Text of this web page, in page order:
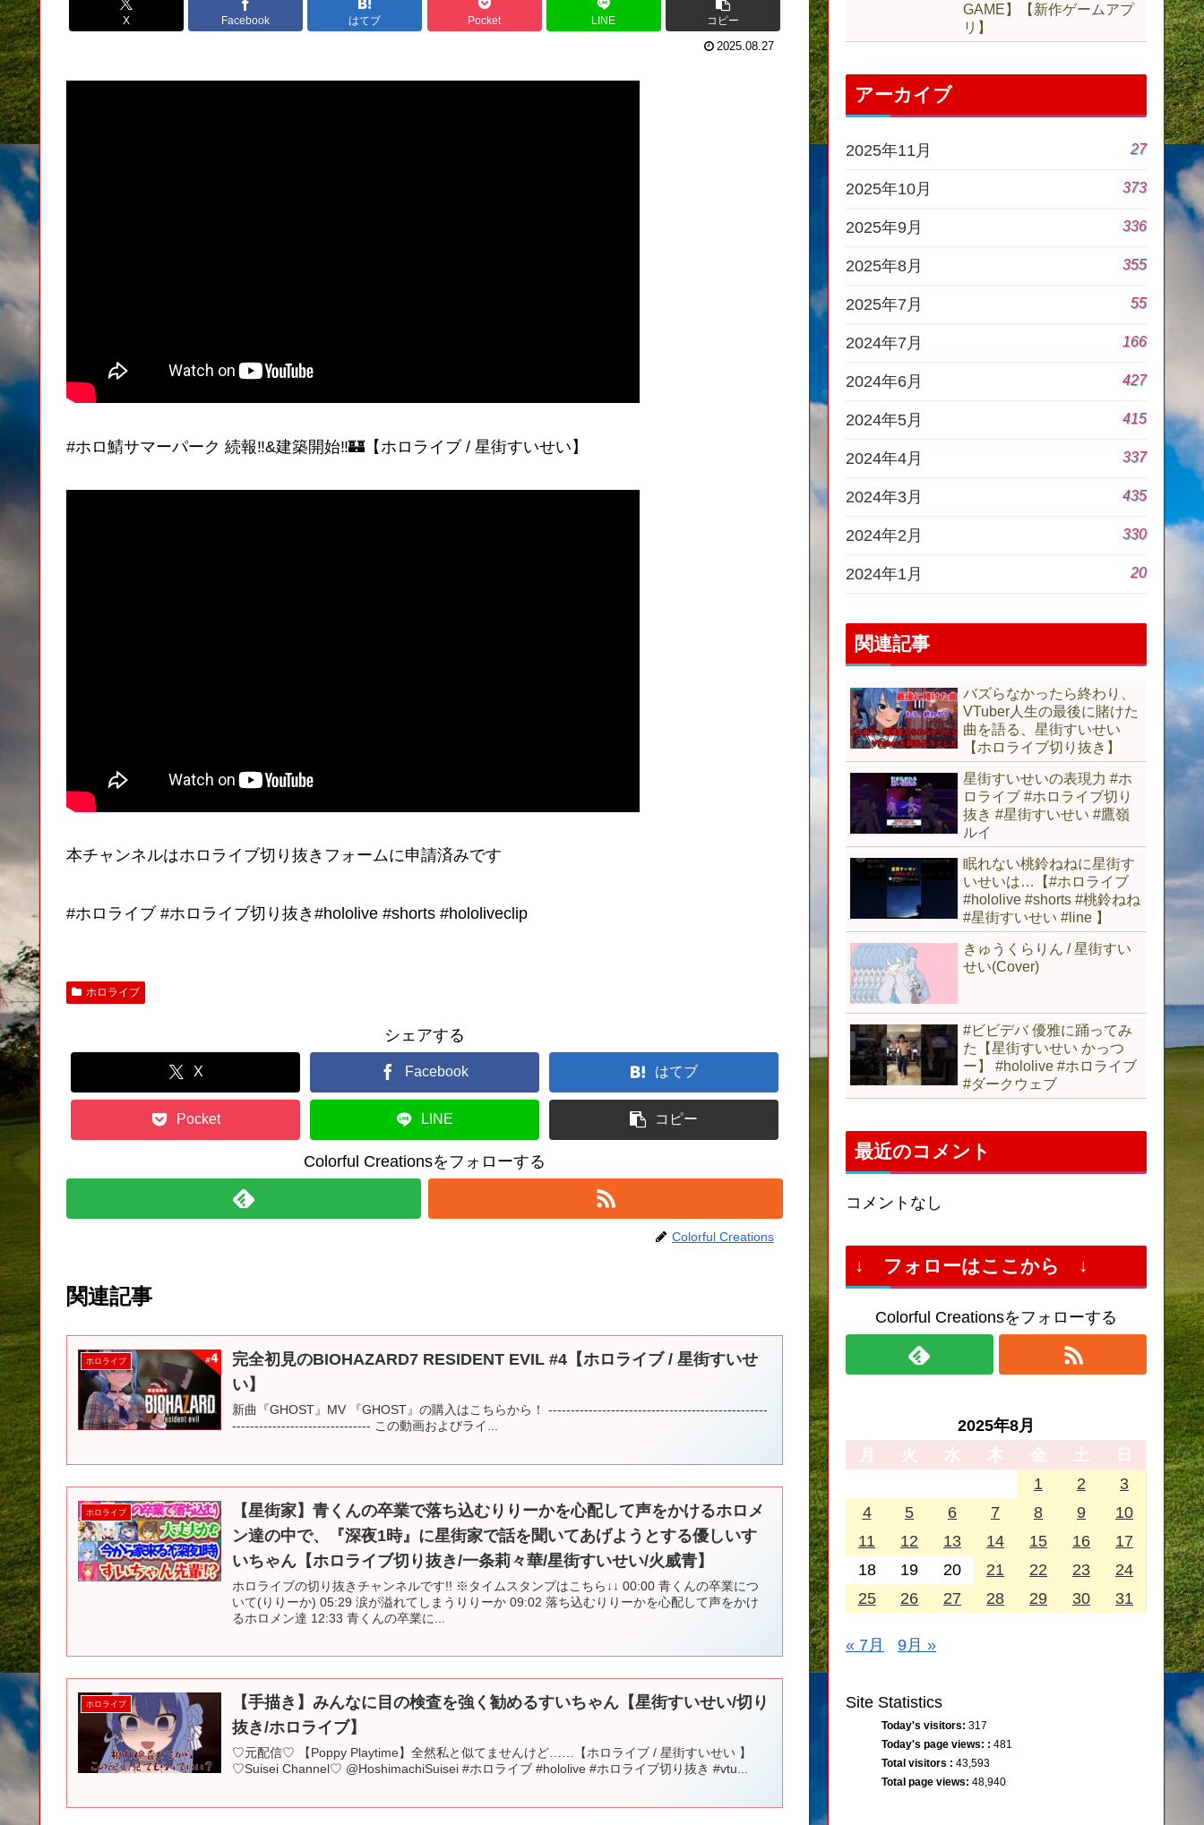
X Facebook はてブ Pocket LINE コピー
2025.08.27
#ホロ鯖サマーパーク 続報‼&建築開始‼🏰【ホロライブ / 星街すいせい】
本チャンネルはホロライブ切り抜きフォームに申請済みです
#ホロライブ #ホロライブ切り抜き#hololive #shorts #hololiveclip
ホロライブ
シェアする
X Facebook はてブ
Pocket LINE コピー
Colorful Creationsをフォローする
Colorful Creations
関連記事
ホロライブ
完全初見のBIOHAZARD7 RESIDENT EVIL #4【ホロライブ / 星街すいせ
い】
新曲『GHOST』MV 『GHOST』の購入はこちらから！ -------------------------------------------------
------------------------------- この動画およびライ...
ホロライブ
【星街家】青くんの卒業で落ち込むりりーかを心配して声をかけるホロメ
ン達の中で、『深夜1時』に星街家で話を聞いてあげようとする優しいす
いちゃん【ホロライブ切り抜き/一条莉々華/星街すいせい/火威青】
ホロライブの切り抜きチャンネルです!! ※タイムスタンプはこちら↓↓ 00:00 青くんの卒業につ
いて(りりーか) 05:29 涙が溢れてしまうりりーか 09:02 落ち込むりりーかを心配して声をかけ
るホロメン達 12:33 青くんの卒業に...
ホロライブ
【手描き】みんなに目の検査を強く勧めるすいちゃん【星街すいせい/切り
抜き/ホロライブ】
♡元配信♡ 【Poppy Playtime】全然私と似てませんけど……【ホロライブ / 星街すいせい 】
♡Suisei Channel♡ @HoshimachiSuisei #ホロライブ #hololive #ホロライブ切り抜き #vtu...
GAME】【新作ゲームアプ
リ】
アーカイブ
2025年11月 27
2025年10月 373
2025年9月 336
2025年8月 355
2025年7月 55
2024年7月 166
2024年6月 427
2024年5月 415
2024年4月 337
2024年3月 435
2024年2月 330
2024年1月 20
関連記事
バズらなかったら終わり、
VTuber人生の最後に賭けた
曲を語る、星街すいせい
【ホロライブ切り抜き】
星街すいせいの表現力 #ホ
ロライブ #ホロライブ切り
抜き #星街すいせい #鷹嶺
ルイ
眠れない桃鈴ねねに星街す
いせいは…【#ホロライブ
#hololive #shorts #桃鈴ねね
#星街すいせい #line 】
きゅうくらりん / 星街すい
せい(Cover)
#ビビデバ 優雅に踊ってみ
た【星街すいせい かっつ
ー】 #hololive #ホロライブ
#ダークウェブ
最近のコメント
コメントなし
↓ フォローはここから ↓
Colorful Creationsをフォローする
2025年8月
月
火 水 木 金 土
日
1
2
3
4
5 6 7 8 9
10
11
12 13 14 15 16
17
18
19 20 21 22 23
24
25
26 27 28 29 30 31
« 7月 9月 »
Site Statistics
Today's visitors: 317
Today's page views: : 481
Total visitors : 43,593
Total page views: 48,940